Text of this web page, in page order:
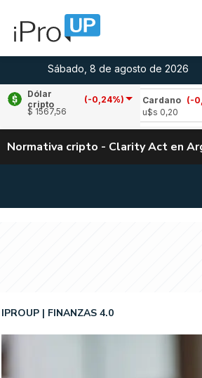
Sábado, 8 de agosto de 2026
Dólar
cripto
(-0,24%)
$ 1567,56
Cardano
(-0,68%)
Normativa cripto - Clarity Act en
IPROUP FINANZAS 4.0